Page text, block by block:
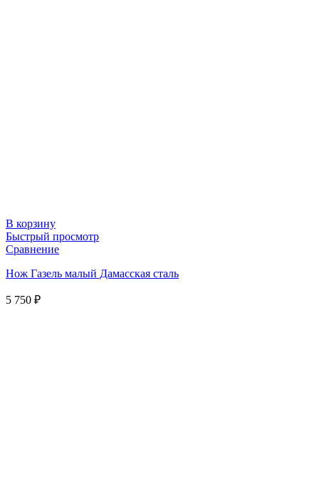
В корзину
Быстрый просмотр
Сравнение
Нож Газель малый Дамасская сталь
5 750 ₽